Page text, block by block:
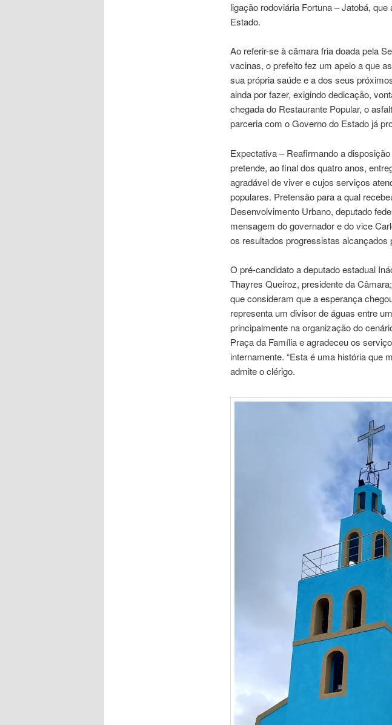
ligação rodoviária Fortuna – Jatobá,
Estado.
Ao referir-se à câmara fria doada pela
vacinas, o prefeito fez um apelo a que
sua própria saúde e a dos seus
ainda por fazer, exigindo dedicação,
chegada do Restaurante Popular, o
parceria com o Governo do Estado já
Expectativa – Reafirmando a
pretende, ao final dos quatro anos,
agradável de viver e cujos serviços
populares. Pretensão para a qual
Desenvolvimento Urbano, deputado
mensagem do governador e do vice
os resultados progressistas alcançados
O pré-candidato a deputado estadual
Thayres Queiroz, presidente da
que consideram que a esperança
representa um divisor de águas entre
principalmente na organização do
Praça da Família e agradeceu os
internamente. “Esta é uma história que
admite o clérigo.